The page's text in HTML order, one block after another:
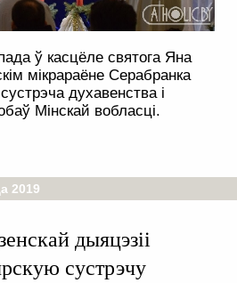
ў касцёле святога Яна
мікрараёне Серабранка
духавенства і
Мінскай вобласці.
2019
дыяцэзіі
сустрэчу